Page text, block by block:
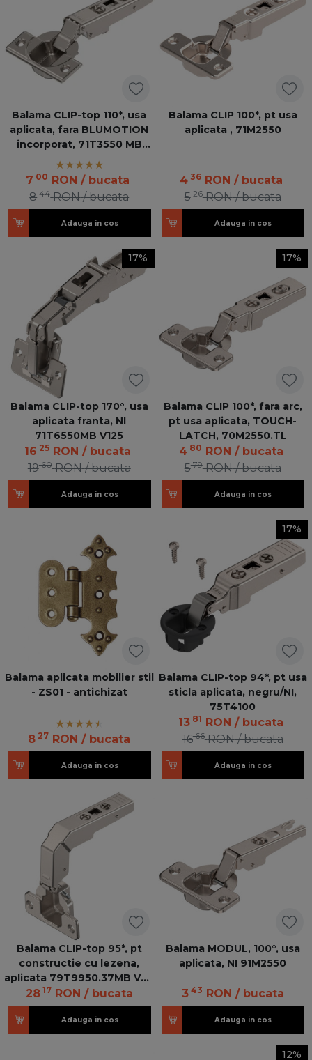
Balama CLIP-top 110*, usa
aplicata, fara BLUMOTION
incorporat, 71T3550 MB
V250 NI
7 00 RON / bucata
844 RON / bucata
Adauga in cos
Balama CLIP 100*, pt usa
aplicata , 71M2550
4 36 RON / bucata
526 RON / bucata
Adauga in cos
17%
Balama CLIP-top 170°, usa
aplicata franta, NI
71T6550MB V125
16 25 RON / bucata
1960 RON / bucata
Adauga in cos
17%
Balama CLIP 100*, fara arc,
pt usa aplicata, TOUCH-
LATCH, 70M2550.TL
4 80 RON / bucata
579 RON / bucata
Adauga in cos
Balama aplicata mobilier stil
- ZS01 - antichizat
8 27 RON / bucata
Adauga in cos
17%
Balama CLIP-top 94*, pt usa
sticla aplicata, negru/NI,
75T4100
13 81 RON / bucata
1666 RON / bucata
Adauga in cos
Balama CLIP-top 95*, pt
constructie cu lezena,
aplicata 79T9950.37MB V50
NI
28 17 RON / bucata
Adauga in cos
Balama MODUL, 100°, usa
aplicata, NI 91M2550
3 43 RON / bucata
Adauga in cos
12%